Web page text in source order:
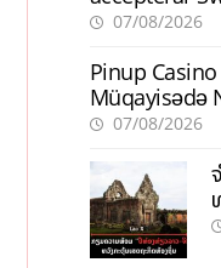
07/08/2026
Pinup
Müqayisədə
07/08/2026